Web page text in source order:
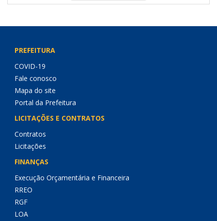
PREFEITURA
COVID-19
Fale conosco
Mapa do site
Portal da Prefeitura
LICITAÇÕES E CONTRATOS
Contratos
Licitações
FINANÇAS
Execução Orçamentária e Financeira
RREO
RGF
LOA